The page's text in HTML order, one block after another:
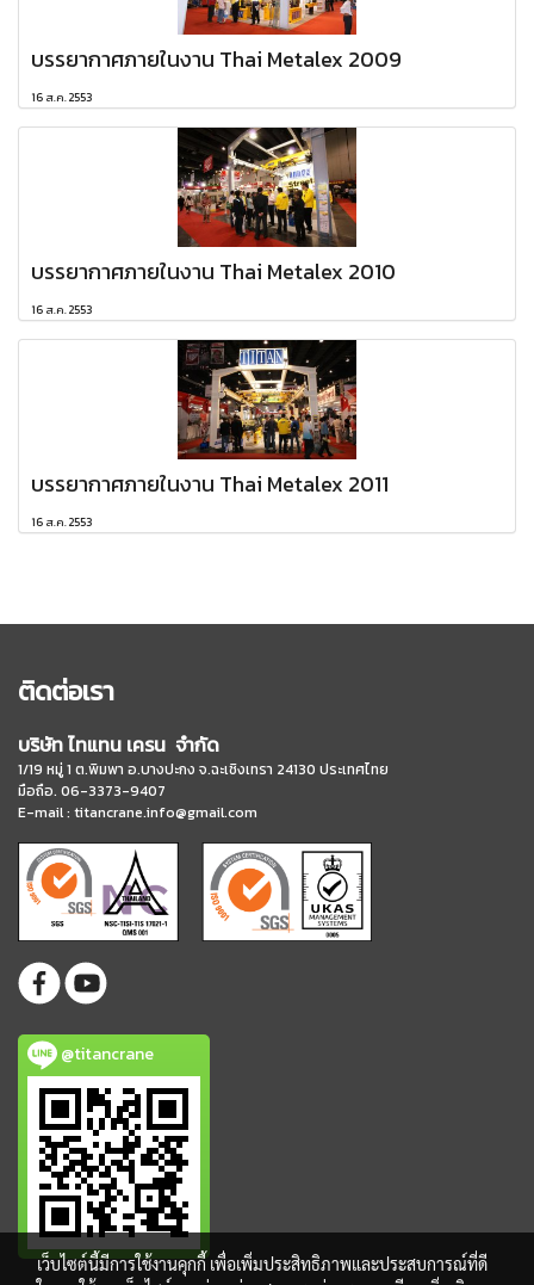
บรรยากาศภายในงาน Thai Metalex 2009
16 ส.ค. 2553
บรรยากาศภายในงาน Thai Metalex 2010
16 ส.ค. 2553
บรรยากาศภายในงาน Thai Metalex 2011
16 ส.ค. 2553
ติดต่อเรา
บริษัท ไทแทน เครน จำกัด
1/19 หมู่ 1 ต.พิมพา อ.บางปะกง จ.ฉะเชิงเทรา 24130 ประเทศไทย
มือถือ. 06-3373-9407
E-mail : titancrane.info@gmail.com
@titancrane
เว็บไซต์นี้มีการใช้งานคุกกี้ เพื่อเพิ่มประสิทธิภาพและประสบการณ์ที่ดี